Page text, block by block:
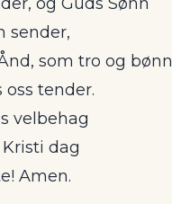
sender,
som tro og bønn
oss tender.
velbehag
dag
Amen.